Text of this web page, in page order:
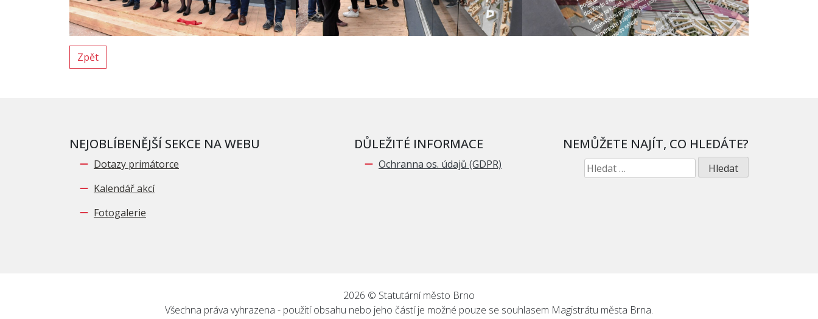
Zpět
NEMŮŽETE NAJÍT, CO HLEDÁTE?
Vyhledávání
DŮLEŽITÉ INFORMACE
Ochranna os. údajů (GDPR)
NEJOBLÍBENĚJŠÍ SEKCE NA WEBU
Dotazy primátorce
Kalendář akcí
Fotogalerie
2026 © Statutární město Brno
Všechna práva vyhrazena - použití obsahu nebo jeho částí je možné pouze se souhlasem Magistrátu města Brna.